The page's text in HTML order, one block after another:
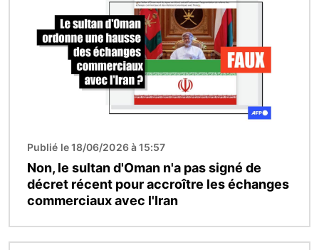
Publié le 18/06/2026 à 15:57
Non, le sultan d'Oman n'a pas signé de
décret récent pour accroître les échanges
commerciaux avec l'Iran